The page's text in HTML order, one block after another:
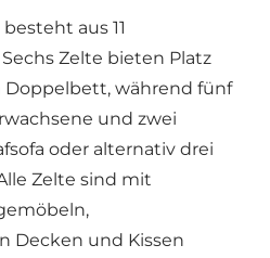
aus 11
Zelte bieten Platz
Doppelbett, während fünf
und zwei
oder alternativ drei
Zelte sind mit
Decken und Kissen